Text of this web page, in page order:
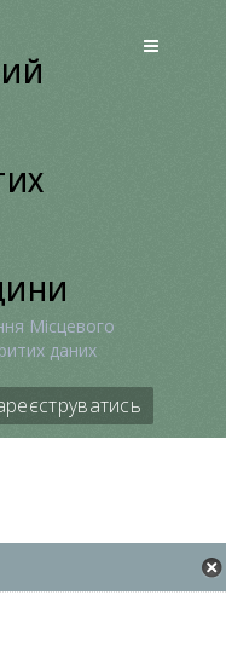
Місцевого
даних